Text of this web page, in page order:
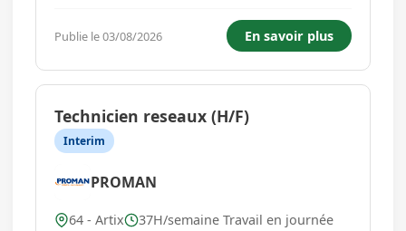
d'une structure à taille humaine. A travers ce
poste basé à Lacq, vous contribuerez à la mise
en œuvre du programm...
Publie le 03/08/2026 En savoir plus
Technicien reseaux (H/F)
Interim
PROMAN
64 - Artix
37H/semaine Travail en journée